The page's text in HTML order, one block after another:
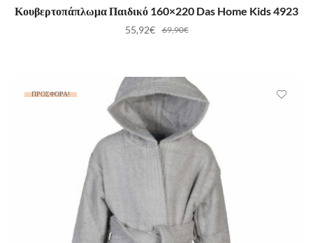
ΠΡΟΣΘΉΚΗ ΣΤΟ ΚΑΛΆΘΙ
Κουβερτοπάπλωμα Παιδικό 160×220 Das Home Kids 4923
69,90€
55,92€
ΠΡΟΣΦΟΡΆ!